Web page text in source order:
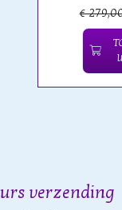
€
verzending